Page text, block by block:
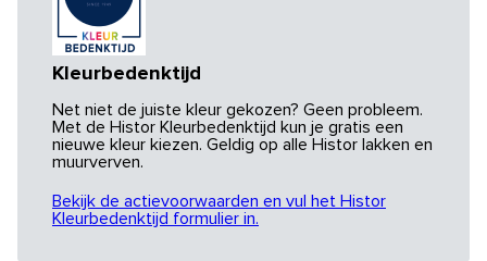
Kleurbedenktijd
Net niet de juiste kleur gekozen? Geen probleem.
Met de Histor Kleurbedenktijd kun je gratis een
nieuwe kleur kiezen. Geldig op alle Histor lakken en
muurverven.
Bekijk de actievoorwaarden en vul het Histor
Kleurbedenktijd formulier in.